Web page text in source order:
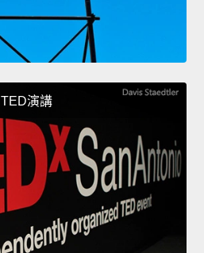
TED演講